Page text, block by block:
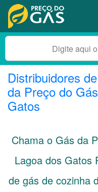
Distribuidores
da Preço do Gás
Gatos
Chama o Gás da
Lagoa dos Gatos
de gás de cozinha